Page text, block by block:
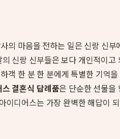
마음을 전하는 일은 신랑 신
신랑 신부들은 보다 개인적이
객 한 분 한 분에게 특별한 기
결혼식 답례품은 단순한 선물을
이디어스는 가장 완벽한 해답이